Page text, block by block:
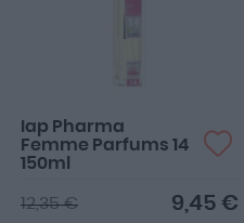
Iap Pharma
Femme Parfums 14
150ml
9,45 €
12,35 €